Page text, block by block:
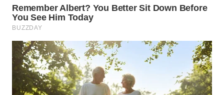
TAPANULI
SELATAN
WN
TANJUNG
LESUNG
WN